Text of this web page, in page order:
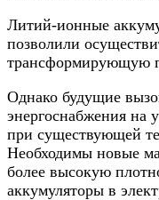
Литий-ионные
позволили
трансформирующую
Однако будущие
энергоснабжения на
при существующей
Необходимы новые
более высокую
аккумуляторы в